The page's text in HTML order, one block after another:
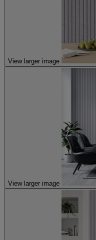
View larger image
View larger image